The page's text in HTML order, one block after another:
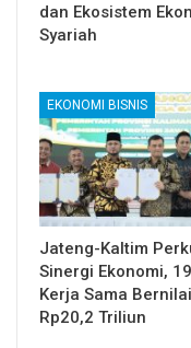
dan Ekosistem
Syariah
EKONOMI BISNIS
Jateng-Kaltim
Sinergi Ekonomi, 19
Kerja Sama Bernilai
Rp20,2 Triliun